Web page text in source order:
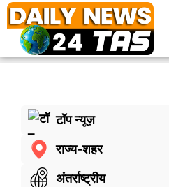
टॉप न्यूज़
राज्य-शहर
अंतर्राष्ट्रीय